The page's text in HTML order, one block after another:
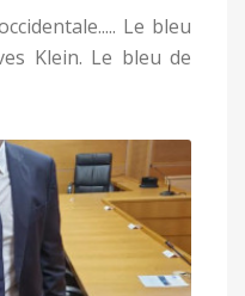
Le bleu
Klein. Le bleu de